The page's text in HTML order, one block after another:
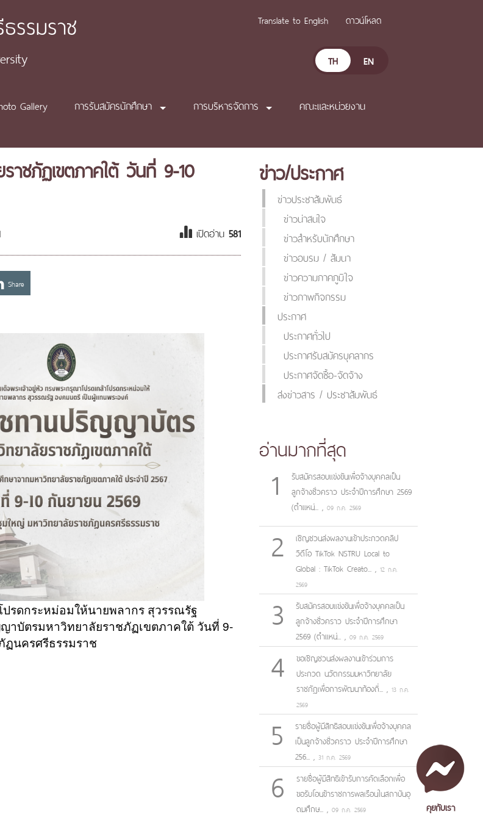
รรมราช Translate to English ดาวน์โหลด
TH EN
Gallery การรับสมัครนักศึกษา การบริหารจัดการ
คณะและหน่วยงาน
ชภัฏเขตภาคใต้ วันที่ 9-10
เปิดอ่าน 581
Share
ปรดกระหม่อมให้นายพลากร สุวรรณรัฐ
าบัตรมหาวิทยาลัยราชภัฏเขตภาคใต้ วันที่ 9-
นครศรีธรรมราช
ข่าว/ประกาศ
ข่าวประชาสัมพันธ์
ข่าวน่าสนใจ
ข่าวสำหรับนักศึกษา
ข่าวอบรม / สัมนา
ข่าวความภาคภูมิใจ
ข่าวภาพกิจกรรม
ประกาศ
ประกาศทั่วไป
ประกาศรับสมัครบุคลากร
ประกาศจัดซื้อ-จัดจ้าง
ส่งข่าวสาร / ประชาสัมพันธ์
อ่านมากที่สุด
1
รับสมัครสอบแข่งขันเพื่อจ้างบุคคลเป็น
ลูกจ้างชั่วคราว ประจำปีการศึกษา 2569
(ตำแหน่... , 09 ก.ค. 2569
2
เชิญชวนส่งผลงานเข้าประกวดคลิป
วิดีโอ TikTok NSTRU Local to
Global : TikTok Creato... , 12 ก.ค.
2569
3
รับสมัครสอบแข่งขันเพื่อจ้างบุคคลเป็น
ลูกจ้างชั่วคราว ประจำปีการศึกษา
2569 (ตำแหน่... , 09 ก.ค. 2569
4
ขอเชิญชวนส่งผลงานเข้าร่วมการ
ประกวด นวัตกรรมมหาวิทยาลัย
ราชภัฏเพื่อการพัฒนาท้องถิ่... , 13 ก.ค.
2569
5
รายชื่อผู้มีสิทธิสอบแข่งขันเพื่อจ้างบุคคล
เป็นลูกจ้างชั่วคราว ประจำปีการศึกษา
256... , 31 ก.ค. 2569
6
รายชื่อผู้มีสิทธิเข้ารับการคัดเลือกเพื่อ
ขอรับโอนข้าราชการพลเรือนในสถาบันอุ
ดมศึกษ... , 09 ก.ค. 2569 คุยกับเรา